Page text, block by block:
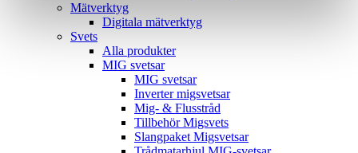
Mätverktyg
Digitala mätverktyg
Svets
Alla produkter
MIG svetsar
MIG svetsar
Inverter migsvetsar
Mig- & Flusstråd
Tillbehör Migsvets
Slangpaket Migsvetsar